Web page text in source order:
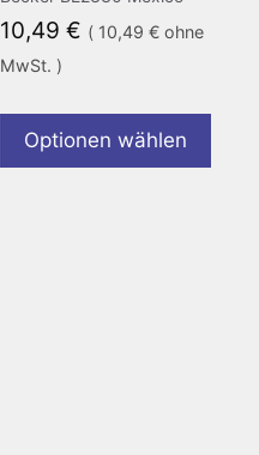
10,49 € ( 10,49 €ohne
MwSt. )
Optionen wählen